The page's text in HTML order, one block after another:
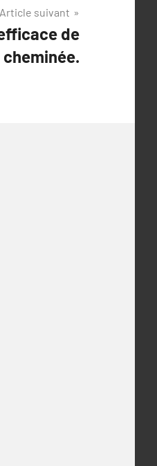
Article suivant
de
cheminée.